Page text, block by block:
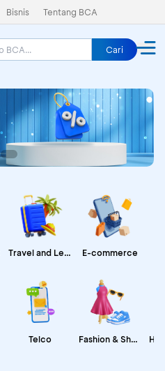
Bisnis Tentang BCA
Cari
Travel and Leisure
Telco
E-commerce
Fashion & Shopping